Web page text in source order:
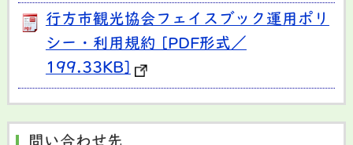
行方市観光協会フェイスブック運用ポリ
シー・利用規約 [PDF形式／
199.33KB]